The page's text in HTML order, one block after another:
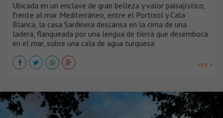
Ubicada en un enclave de gran belleza y valor paisajístico,
frente al mar Mediterráneo, entre el Portixol y Cala
Blanca, la casa Sardinera descansa en la cima de una
ladera, flanqueada por una lengua de tierra que desemboca
en el mar, sobre una cala de agua turquesa.
VER +